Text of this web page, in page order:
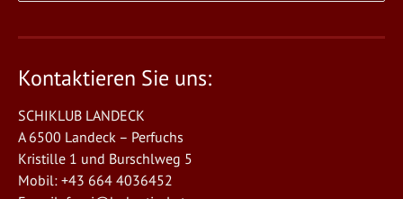
Kontaktieren Sie uns:
SCHIKLUB LANDECK
A 6500 Landeck – Perfuchs
Kristille 1 und Burschlweg 5
Mobil: +43 664 4036452